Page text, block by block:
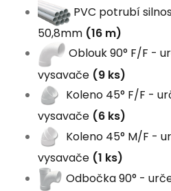
PVC potrubí
50,8mm (16 m)
Oblouk 90° F/F -
vysavače (9 ks)
Koleno 45° F/F -
vysavače (6 ks)
Koleno 45° M/F -
vysavače (1 ks)
Odbočka 90° -